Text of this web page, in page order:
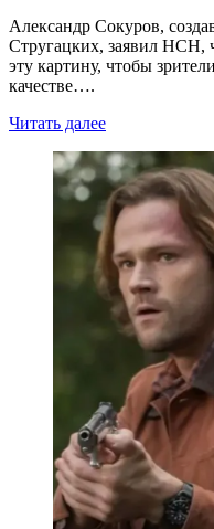
Александр Сокуров,
Стругацких, заявил НСН,
эту картину, чтобы
качестве….
Читать далее